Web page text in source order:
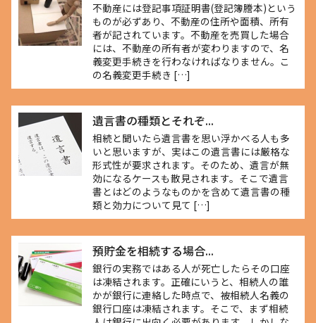
不動産には登記事項証明書(登記簿謄本)という
ものが必ずあり、不動産の住所や面積、所有
者が記されています。不動産を売買した場合
には、不動産の所有者が変わりますので、名
義変更手続きを行わなければなりません。こ
の名義変更手続き […]
遺言書の種類とそれぞ...
相続と聞いたら遺言書を思い浮かべる人も多
いと思いますが、実はこの遺言書には厳格な
形式性が要求されます。そのため、遺言が無
効になるケースも散見されます。そこで遺言
書とはどのようなものかを含めて遺言書の種
類と効力について見て […]
預貯金を相続する場合...
銀行の実務ではある人が死亡したらその口座
は凍結されます。正確にいうと、相続人の誰
かが銀行に連絡した時点で、被相続人名義の
銀行口座は凍結されます。そこで、まず相続